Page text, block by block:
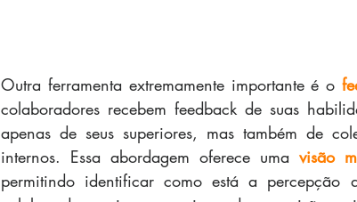
Outra ferramenta extremamente importante é o
colaboradores recebem feedback de suas
apenas de seus superiores, mas também de
internos. Essa abordagem oferece uma visão
permitindo identificar como está a percepção